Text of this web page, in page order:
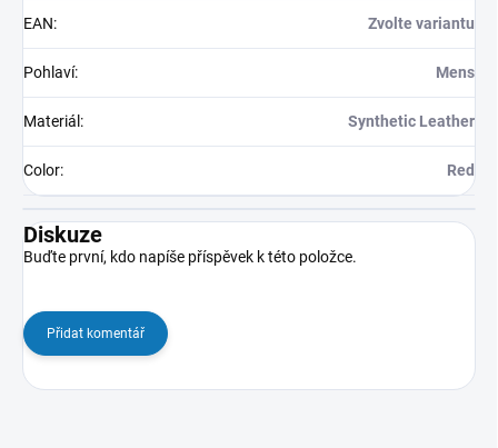
EAN: Zvolte variantu
Pohlaví: Mens
Materiál : Synthetic Leather
Color: Red
Diskuze
Buďte první, kdo napíše příspěvek k této položce.
Přidat komentář